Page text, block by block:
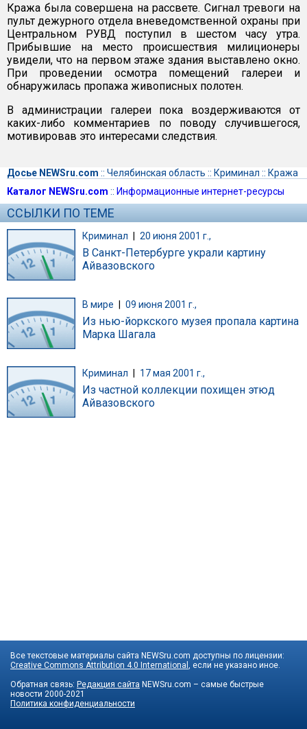
Кража была совершена на рассвете. Сигнал тревоги на
пульт дежурного отдела вневедомственной охраны при
Центральном РУВД поступил в шестом часу утра.
Прибывшие на место происшествия милиционеры
увидели, что на первом этаже здания выставлено окно.
При проведении осмотра помещений галереи и
обнаружилась пропажа живописных полотен.
В администрации галереи пока воздерживаются от
каких-либо комментариев по поводу случившегося,
мотивировав это интересами следствия.
Досье NEWSru.com :: Челябинская область :: Криминал :: Кража
Каталог NEWSru.com :: Информационные интернет-ресурсы
ССЫЛКИ ПО ТЕМЕ
Криминал | 20 июня 2001 г.,
В Санкт-Петербурге украли картину
Айвазовского
В мире 09 июня 2001 г.,
Из нью-йоркского музея пропала картина
Марка Шагала
Криминал 17 мая 2001 г.,
Из частной коллекции похищен этюд
Айвазовского
Все текстовые материалы сайта NEWSru.com доступны по лицензии:
Creative Commons Attribution 4.0 International , если не указано иное.
Обратная связь: Редакция сайта NEWSru.com – самые быстрые
новости 2000-2021
Политика конфиденциальности